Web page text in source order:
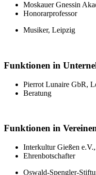
Moskauer Gnessin
Honorarprofessor
Musiker, Leipzig
Funktionen in
Pierrot Lunaire GbR,
Beratung
Funktionen in
Interkultur Gießen
Ehrenbotschafter
Oswald-Spengler-